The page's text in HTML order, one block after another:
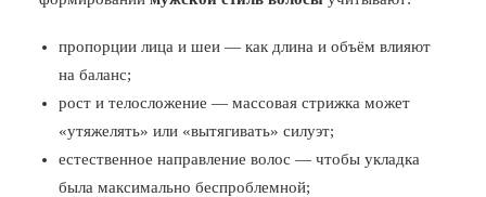
пропорции лица и шеи — как длина и объём влияют
на баланс;
рост и телосложение — массовая стрижка может
«утяжелять» или «вытягивать» силуэт;
естественное направление волос — чтобы укладка
была максимально беспроблемной;